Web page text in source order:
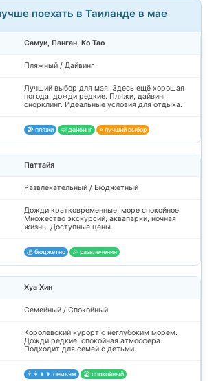
поехать в Таиланде в мае
Самуи, Панган, Ко Тао
Пляжный / Дайвинг
Лучший выбор для мая! Здесь ещё хорошая
погода, дожди редкие. Пляжи, дайвинг,
снорклинг. Идеальные условия для отдыха.
🏖️ пляжи 🤿 дайвинг ⭐ лучший выбор
Паттайя
Развлекательный / Бюджетный
Дожди кратковременные, море спокойное.
Множество экскурсий, аквапарки, ночная
жизнь. Доступные цены.
💰 бюджетно 🎉 развлечения
Хуа Хин
Семейный / Спокойный
Королевский курорт с неглубоким морем.
Дожди редкие, спокойная атмосфера.
Подходит для семей с детьми.
👨‍👩‍👧‍👦 семьям 🏖️ спокойный